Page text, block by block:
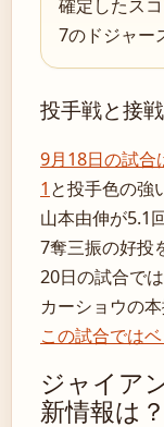
確定したス
7のドジャー
投手戦と接
9月18日の試合
1 と投手色の強
山本由伸が5.1
7奪三振の好投
20日の試合で
カーショウの
この試合では
ジャイア
新情報は？